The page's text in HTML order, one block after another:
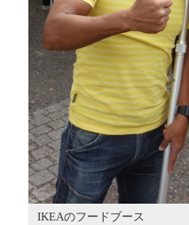
IKEAのフードブース